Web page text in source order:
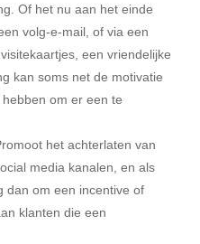
Of het nu aan het einde
volg-e-mail, of via een
een vriendelijke
kan soms net de motivatie
om er een te
het achterlaten van
media kanalen, en als
dan om een incentive of
klanten die een